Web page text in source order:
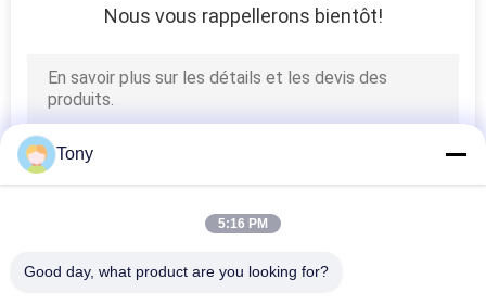
Lecture de Digital de
2 axes
Nous vous rappellerons bientôt!
Tony
5:16 PM
Good day, what product are you looking for?